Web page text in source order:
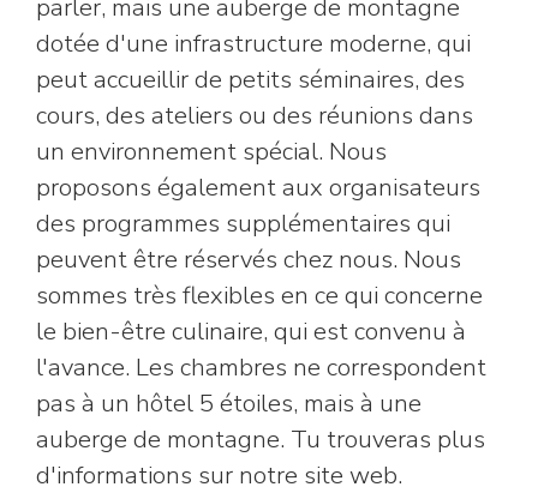
parler, mais une auberge de montagne
dotée d'une infrastructure moderne, qui
peut accueillir de petits séminaires, des
cours, des ateliers ou des réunions dans
un environnement spécial. Nous
proposons également aux organisateurs
des programmes supplémentaires qui
peuvent être réservés chez nous. Nous
sommes très flexibles en ce qui concerne
le bien-être culinaire, qui est convenu à
l'avance. Les chambres ne correspondent
pas à un hôtel 5 étoiles, mais à une
auberge de montagne. Tu trouveras plus
d'informations sur notre site web.